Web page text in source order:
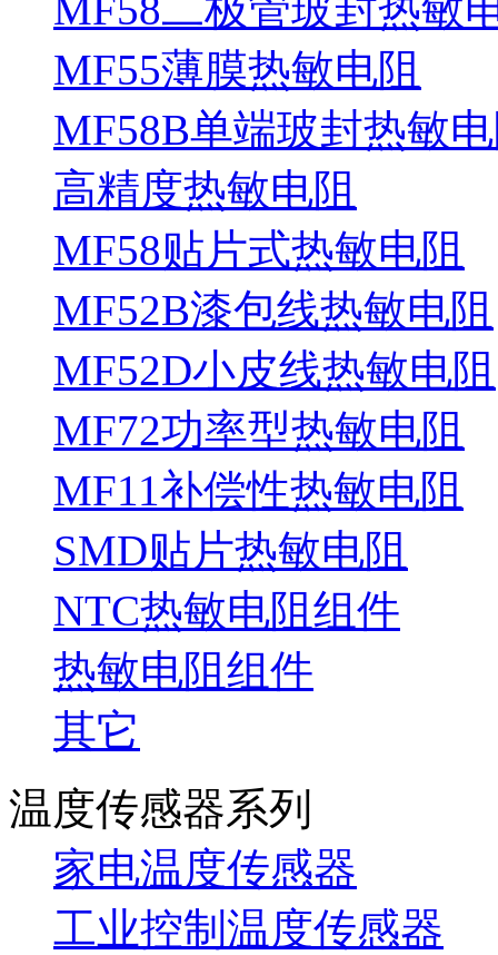
MF58二极管玻封热敏
MF55薄膜热敏电阻
MF58B单端玻封热敏
高精度热敏电阻
MF58贴片式热敏电阻
MF52B漆包线热敏电阻
MF52D小皮线热敏电阻
MF72功率型热敏电阻
MF11补偿性热敏电阻
SMD贴片热敏电阻
NTC热敏电阻组件
热敏电阻组件
其它
温度传感器系列
家电温度传感器
工业控制温度传感器